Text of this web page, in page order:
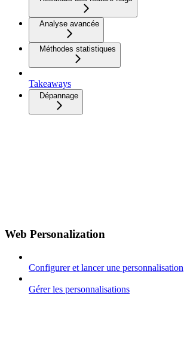
Analyse avancée
Méthodes statistiques
Takeaways
Dépannage
Web Personalization
Configurer et lancer une personnalisation
Gérer les personnalisations